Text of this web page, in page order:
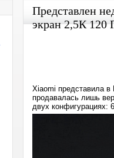
Представлен
экран 2,5К 120
Xiaomi представила
продавалась лишь
двух конфигурациях: